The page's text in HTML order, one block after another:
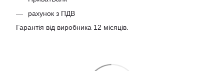
рахунок з ПДВ
Гарантія від виробника 12 місяців.